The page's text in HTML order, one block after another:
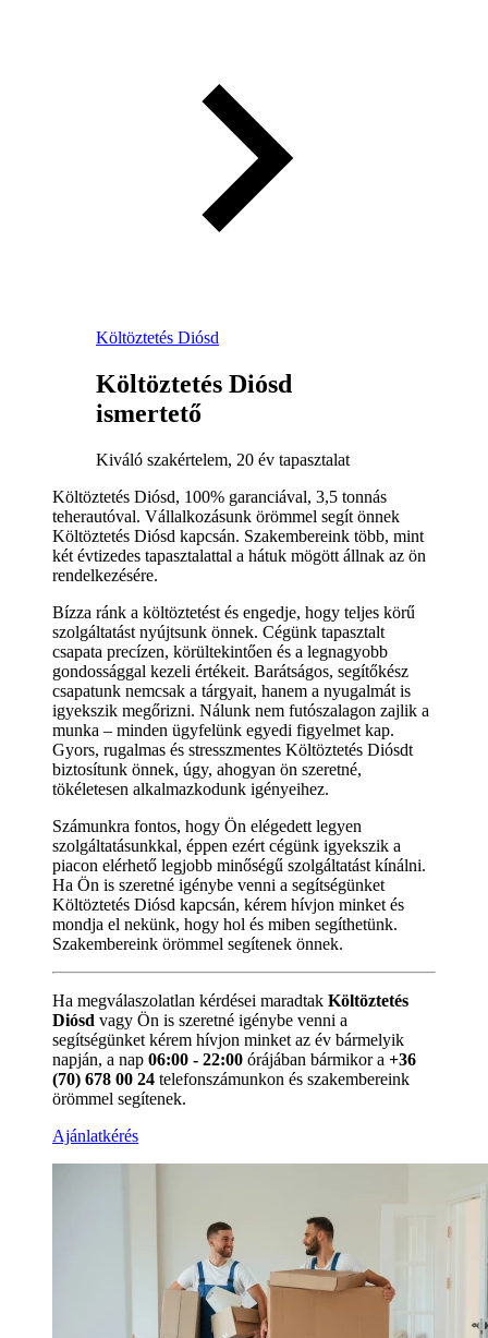
Költöztetés Diósd
Költöztetés Diósd
ismertető
Kiváló szakértelem, 20 év tapasztalat
Költöztetés Diósd, 100% garanciával, 3,5 tonnás
teherautóval. Vállalkozásunk örömmel segít önnek
Költöztetés Diósd kapcsán. Szakembereink több, mint
két évtizedes tapasztalattal a hátuk mögött állnak az ön
rendelkezésére.
Bízza ránk a költöztetést és engedje, hogy teljes körű
szolgáltatást nyújtsunk önnek. Cégünk tapasztalt
csapata precízen, körültekintően és a legnagyobb
gondossággal kezeli értékeit. Barátságos, segítőkész
csapatunk nemcsak a tárgyait, hanem a nyugalmát is
igyekszik megőrizni. Nálunk nem futószalagon zajlik a
munka – minden ügyfelünk egyedi figyelmet kap.
Gyors, rugalmas és stresszmentes Költöztetés Diósdt
biztosítunk önnek, úgy, ahogyan ön szeretné,
tökéletesen alkalmazkodunk igényeihez.
Számunkra fontos, hogy Ön elégedett legyen
szolgáltatásunkkal, éppen ezért cégünk igyekszik a
piacon elérhető legjobb minőségű szolgáltatást kínálni.
Ha Ön is szeretné igénybe venni a segítségünket
Költöztetés Diósd kapcsán, kérem hívjon minket és
mondja el nekünk, hogy hol és miben segíthetünk.
Szakembereink örömmel segítenek önnek.
Ha megválaszolatlan kérdései maradtak Költöztetés
Diósd vagy Ön is szeretné igénybe venni a
segítségünket kérem hívjon minket az év bármelyik
napján, a nap 06:00 - 22:00 órájában bármikor a +36
(70) 678 00 24 telefonszámunkon és szakembereink
örömmel segítenek.
Ajánlatkérés